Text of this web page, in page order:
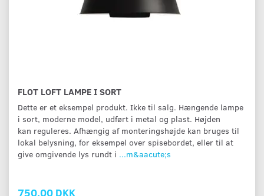
FLOT LOFT LAMPE I SORT
Dette er et eksempel produkt. Ikke til salg. Hængende lampe
i sort, moderne model, udført i metal og plast. Højden
kan reguleres. Afhængig af monteringshøjde kan bruges til
lokal belysning, for eksempel over spisebordet, eller til at
give omgivende lys rundt i ...m&aacute;s
750,00 DKK